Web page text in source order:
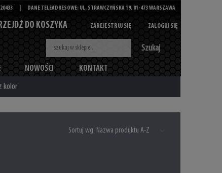
Szukaj
NOWOŚCI KONTAKT
ZAREJESTRUJ SIĘ ZALOGUJ SIĘ
DO KOSZYKA
DANE TELEADRESOWE: UL. STRAWCZYŃSKA 19, 01-473 WARSZAWA
kolor
Sortuj wg: Nazwa produktu A-Z